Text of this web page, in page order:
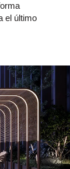
el último